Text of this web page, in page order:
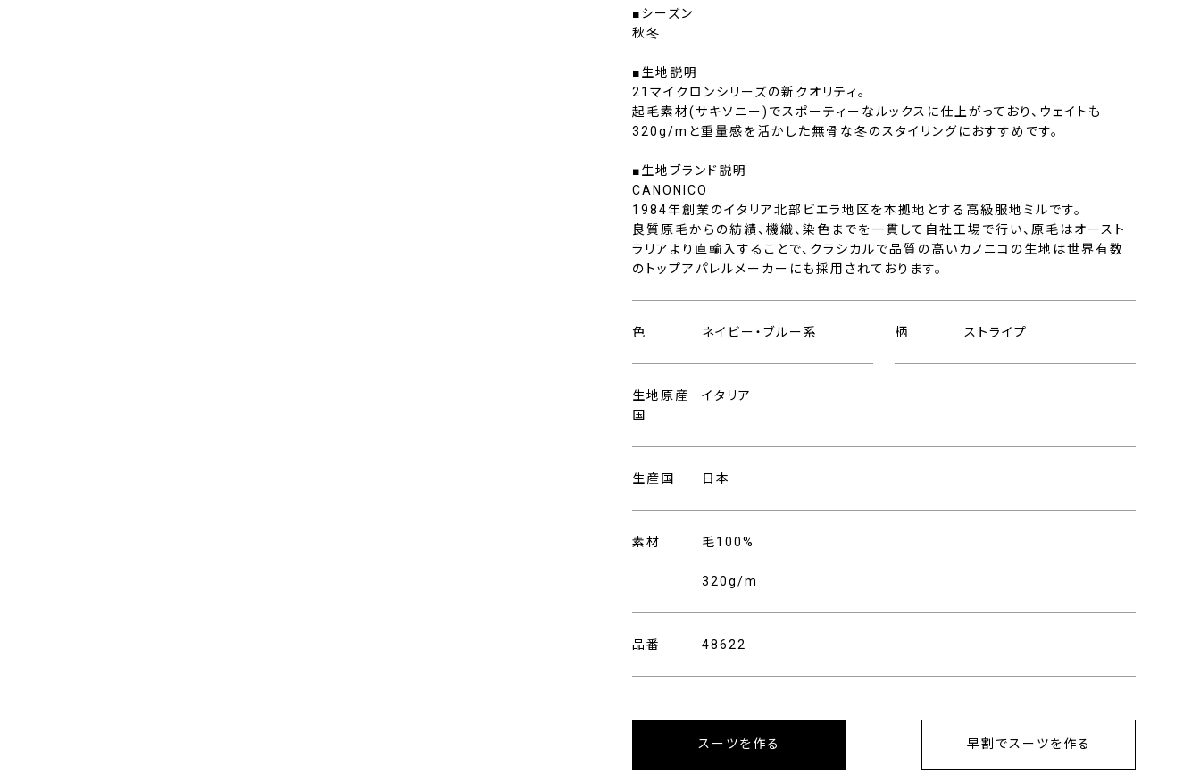
■シーズン
秋冬
■生地説明
21マイクロンシリーズの新クオリティ。
起毛素材(サキソニー)でスポーティーなルックスに仕上がっており、ウェイトも
320g/mと重量感を活かした無骨な冬のスタイリングにおすすめです。
■生地ブランド説明
CANONICO
1984年創業のイタリア北部ビエラ地区を本拠地とする高級服地ミルです。
良質原毛からの紡績、機織、染色までを一貫して自社工場で行い、原毛はオースト
ラリアより直輸入することで、クラシカルで品質の高いカノニコの生地は世界有数
のトップアパレルメーカーにも採用されております。
色 ネイビー・ブルー系 柄 ストライプ
生地原産
国
イタリア
生産国 日本
素材 毛100%
320g/m
品番 48622
スーツを作る 早割でスーツを作る